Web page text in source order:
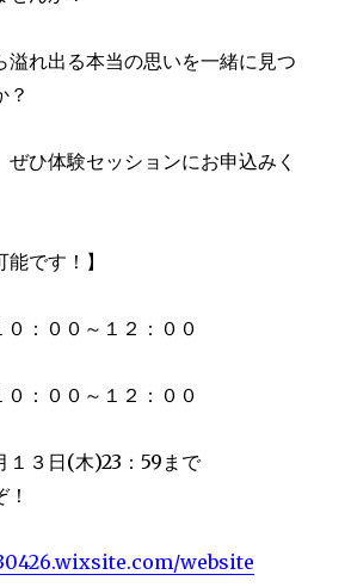
溢れ出る本当の思いを一緒に見つ
？
ぜひ体験セッションにお申込みく
能です！】
：００～１２：００
：００～１２：００
１３日(木)23：59まで
website